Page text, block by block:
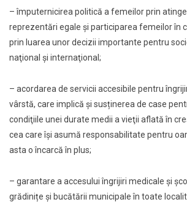
– împuternicirea politică a femeilor prin
reprezentări egale şi participarea femeilor în
prin luarea unor decizii importante pentru
naţional şi internaţional;
– acordarea de servicii accesibile pentru
vârstă, care implică şi susținerea de case
condiţiile unei durate medii a vieţii aflată în
cea care îşi asumă responsabilitate pentru
asta o încarcă în plus;
– garantare a accesului îngrijiri medicale şi
grădinițe şi bucătării municipale în toate